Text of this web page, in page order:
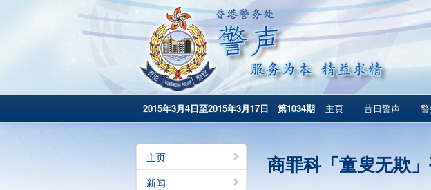
2015年3月4日至2015年3月17日 第1034期 主頁 昔日警声
主页
新闻
商罪科「童叟无欺